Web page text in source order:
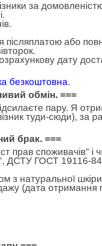
за
післяплатою або
дату
безкоштовна.
обмін. ===
пару. Я
туди-сюди), за
брак. ===
прав споживачів" і
ДСТУ ГОСТ 19116-84
з натуральної
(дата отримання